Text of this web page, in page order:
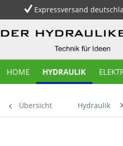
Expressversand
HOME HYDRAULIK
Übersicht Hydraulik